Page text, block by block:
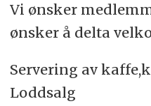
Vi ønsker
ønsker å delta
Servering av
Loddsalg